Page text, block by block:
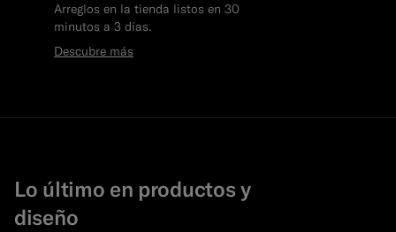
Arreglos en la tienda listos en 30
minutos a 3 días.
Descubre más
Lo último en productos y
diseño